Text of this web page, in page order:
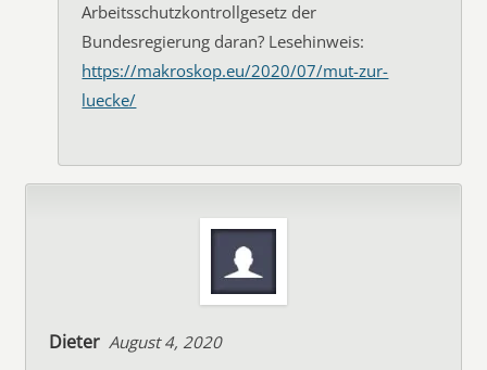
Arbeitsschutzkontrollgesetz der
Bundesregierung daran? Lesehinweis:
https://makroskop.eu/2020/07/mut-zur-
luecke/
Dieter August 4, 2020